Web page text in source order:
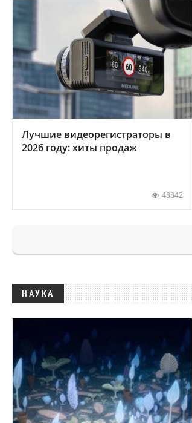
Лучшие видеорегистраторы в
2026 году: хиты продаж
48842
НАУКА